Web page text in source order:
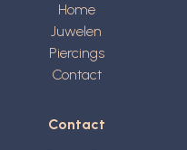
Home
Juwelen
Piercings
Contact
Contact